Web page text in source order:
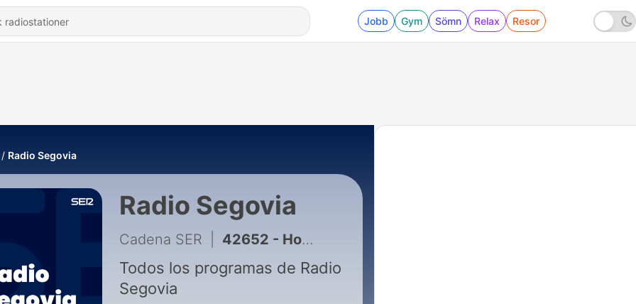
Jobb Gym Sömn Relax Resor
Radio Segovia
Radio Segovia
Cadena SER 42652 - Hoy por Hoy Segovia (07/08/2026)
Todos los programas de Radio
Segovia